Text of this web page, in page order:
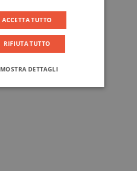
ACCETTA TUTTO
RIFIUTA TUTTO
MOSTRA DETTAGLI